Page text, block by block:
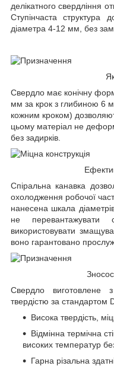
делікатного свердління
Ступінчаста структура
діаметра 4-12 мм, без
Свердло має конічну
мм за крок з глибиною 6
кожним кроком)
цьому матеріал не
без задирків.
Спіральна канавка
охолодження робочої
нанесена шкала
не перевантажувати
використовувати
воно гарантовано
Свердло виготовлене
твердістю за стандартом
Висока твердість,
Відмінна термічна
високих температур
Гарна різальна